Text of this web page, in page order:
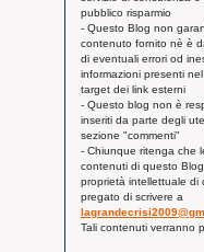
pubblico risparmio
- Questo Blog non
contenuto fornito nè è
di eventuali errori od
informazioni presenti
target dei link esterni
- Questo blog non è
inseriti da parte degli
sezione "commenti"
- Chiunque ritenga che
contenuti di questo
proprietà intellettuale di
pregato di scrivere a
Tali contenuti verranno